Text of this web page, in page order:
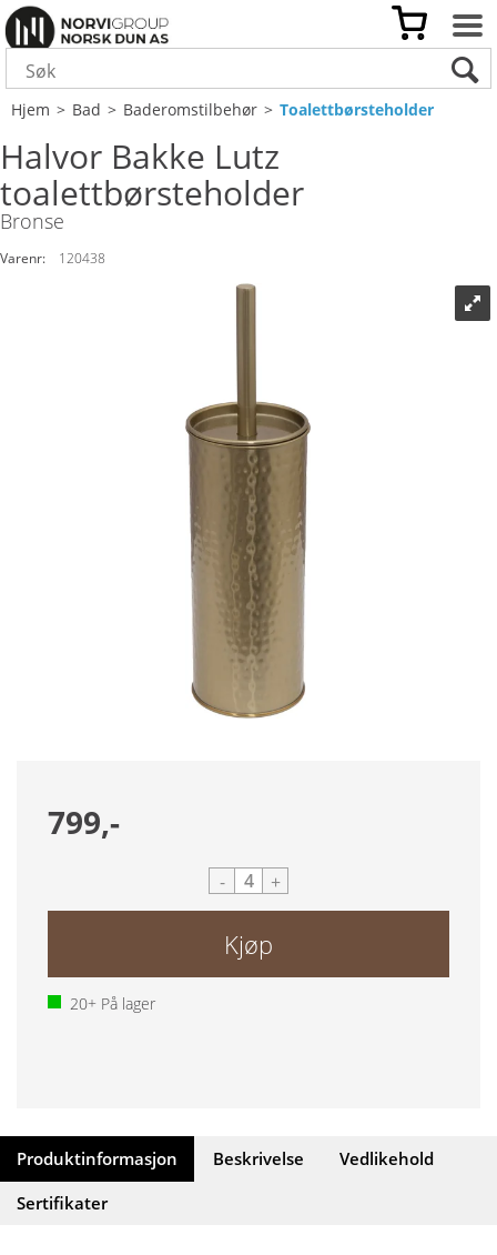
Hjem>Bad>Baderomstilbehør>Toalettbørsteholder
Halvor Bakke Lutz
toalettbørsteholder
Bronse
Varenr: 120438
799,-
- +
Kjøp
20+ På lager
Produktinformasjon Beskrivelse
Vedlikehold
Sertifikater